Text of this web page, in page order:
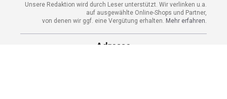
Unsere Redaktion wird durch Leser unterstützt. Wir verlinken u.a.
auf ausgewählte Online-Shops und Partner,
von denen wir ggf. eine Vergütung erhalten. Mehr erfahren.
Adresse